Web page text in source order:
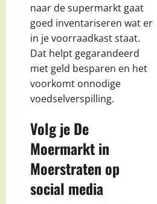
naar de supermarkt gaat
goed inventariseren wat er
in je voorraadkast staat.
Dat helpt gegarandeerd
met geld besparen en het
voorkomt onnodige
voedselverspilling.
Volg je De
Moermarkt in
Moerstraten op
social media